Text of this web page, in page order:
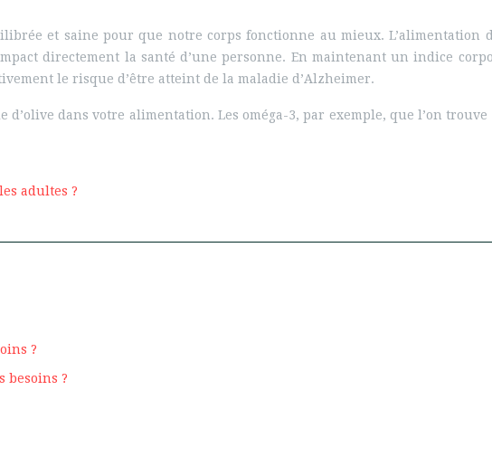
et saine pour que notre corps fonctionne au mieux. L’alimentation
directement la santé d’une personne. En maintenant un indice
le risque d’être atteint de la maladie d’Alzheimer.
dans votre alimentation. Les oméga-3, par exemple, que l’on
adultes ?
?
besoins ?